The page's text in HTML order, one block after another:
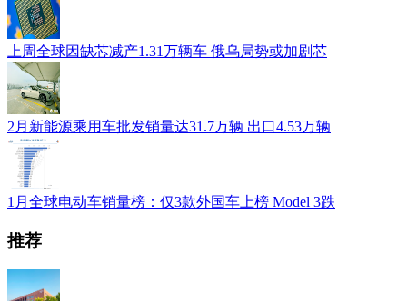
上周全球因缺芯减产1.31万辆车 俄乌局势或加剧芯
2月新能源乘用车批发销量达31.7万辆 出口4.53万辆
1月全球电动车销量榜：仅3款外国车上榜 Model 3跌
推荐